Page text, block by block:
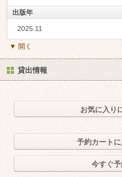
出版年
2025.11
▼ 開く
貸出情報
お気に入り
予約カート
今すぐ